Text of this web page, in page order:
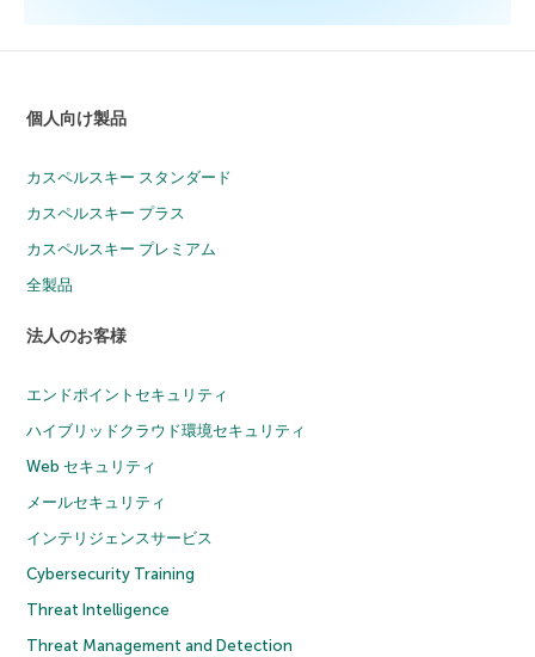
個人向け製品
カスペルスキー スタンダード
カスペルスキー プラス
カスペルスキー プレミアム
全製品
法人のお客様
エンドポイントセキュリティ
ハイブリッドクラウド環境セキュリティ
Web セキュリティ
メールセキュリティ
インテリジェンスサービス
Cybersecurity Training
Threat Intelligence
Threat Management and Detection